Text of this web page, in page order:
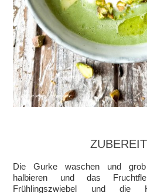
Die Gurke waschen und
halbieren und das
Frühlingszwiebel und die